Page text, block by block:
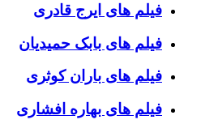
فیلم های ایرج قادری
فیلم های بابک حمیدیان
فیلم های باران کوثری
فیلم های بهاره افشاری